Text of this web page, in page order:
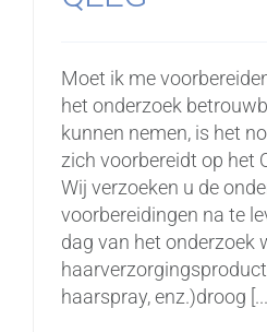
Moet ik me
het onderzoek
kunnen nemen, is het
zich voorbereidt op het
Wij verzoeken u de
voorbereidingen na te
dag van het onderzoek
haarspray, enz.)droog